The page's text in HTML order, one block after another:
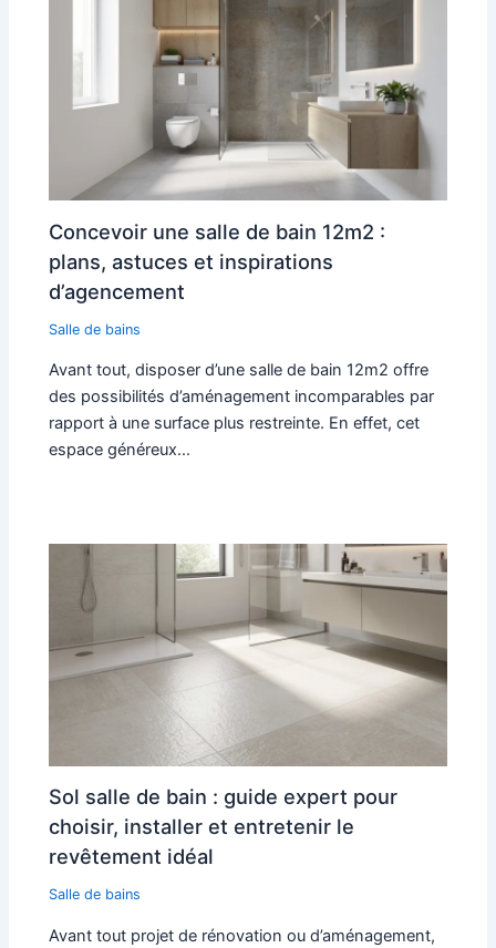
Concevoir une salle de bain 12m2 :
plans, astuces et inspirations
d’agencement
Salle de bains
Avant tout, disposer d’une salle de bain 12m2 offre
des possibilités d’aménagement incomparables par
rapport à une surface plus restreinte. En effet, cet
espace généreux…
Sol salle de bain : guide expert pour
choisir, installer et entretenir le
revêtement idéal
Salle de bains
Avant tout projet de rénovation ou d’aménagement,